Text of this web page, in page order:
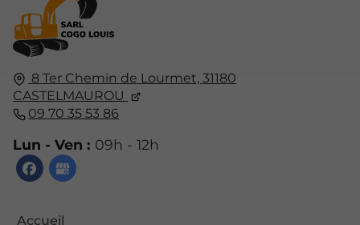
8 Ter Chemin de Lourmet,31180
CASTELMAUROU
09 70 35 53 86
Lun - Ven : 09h - 12h
Accueil